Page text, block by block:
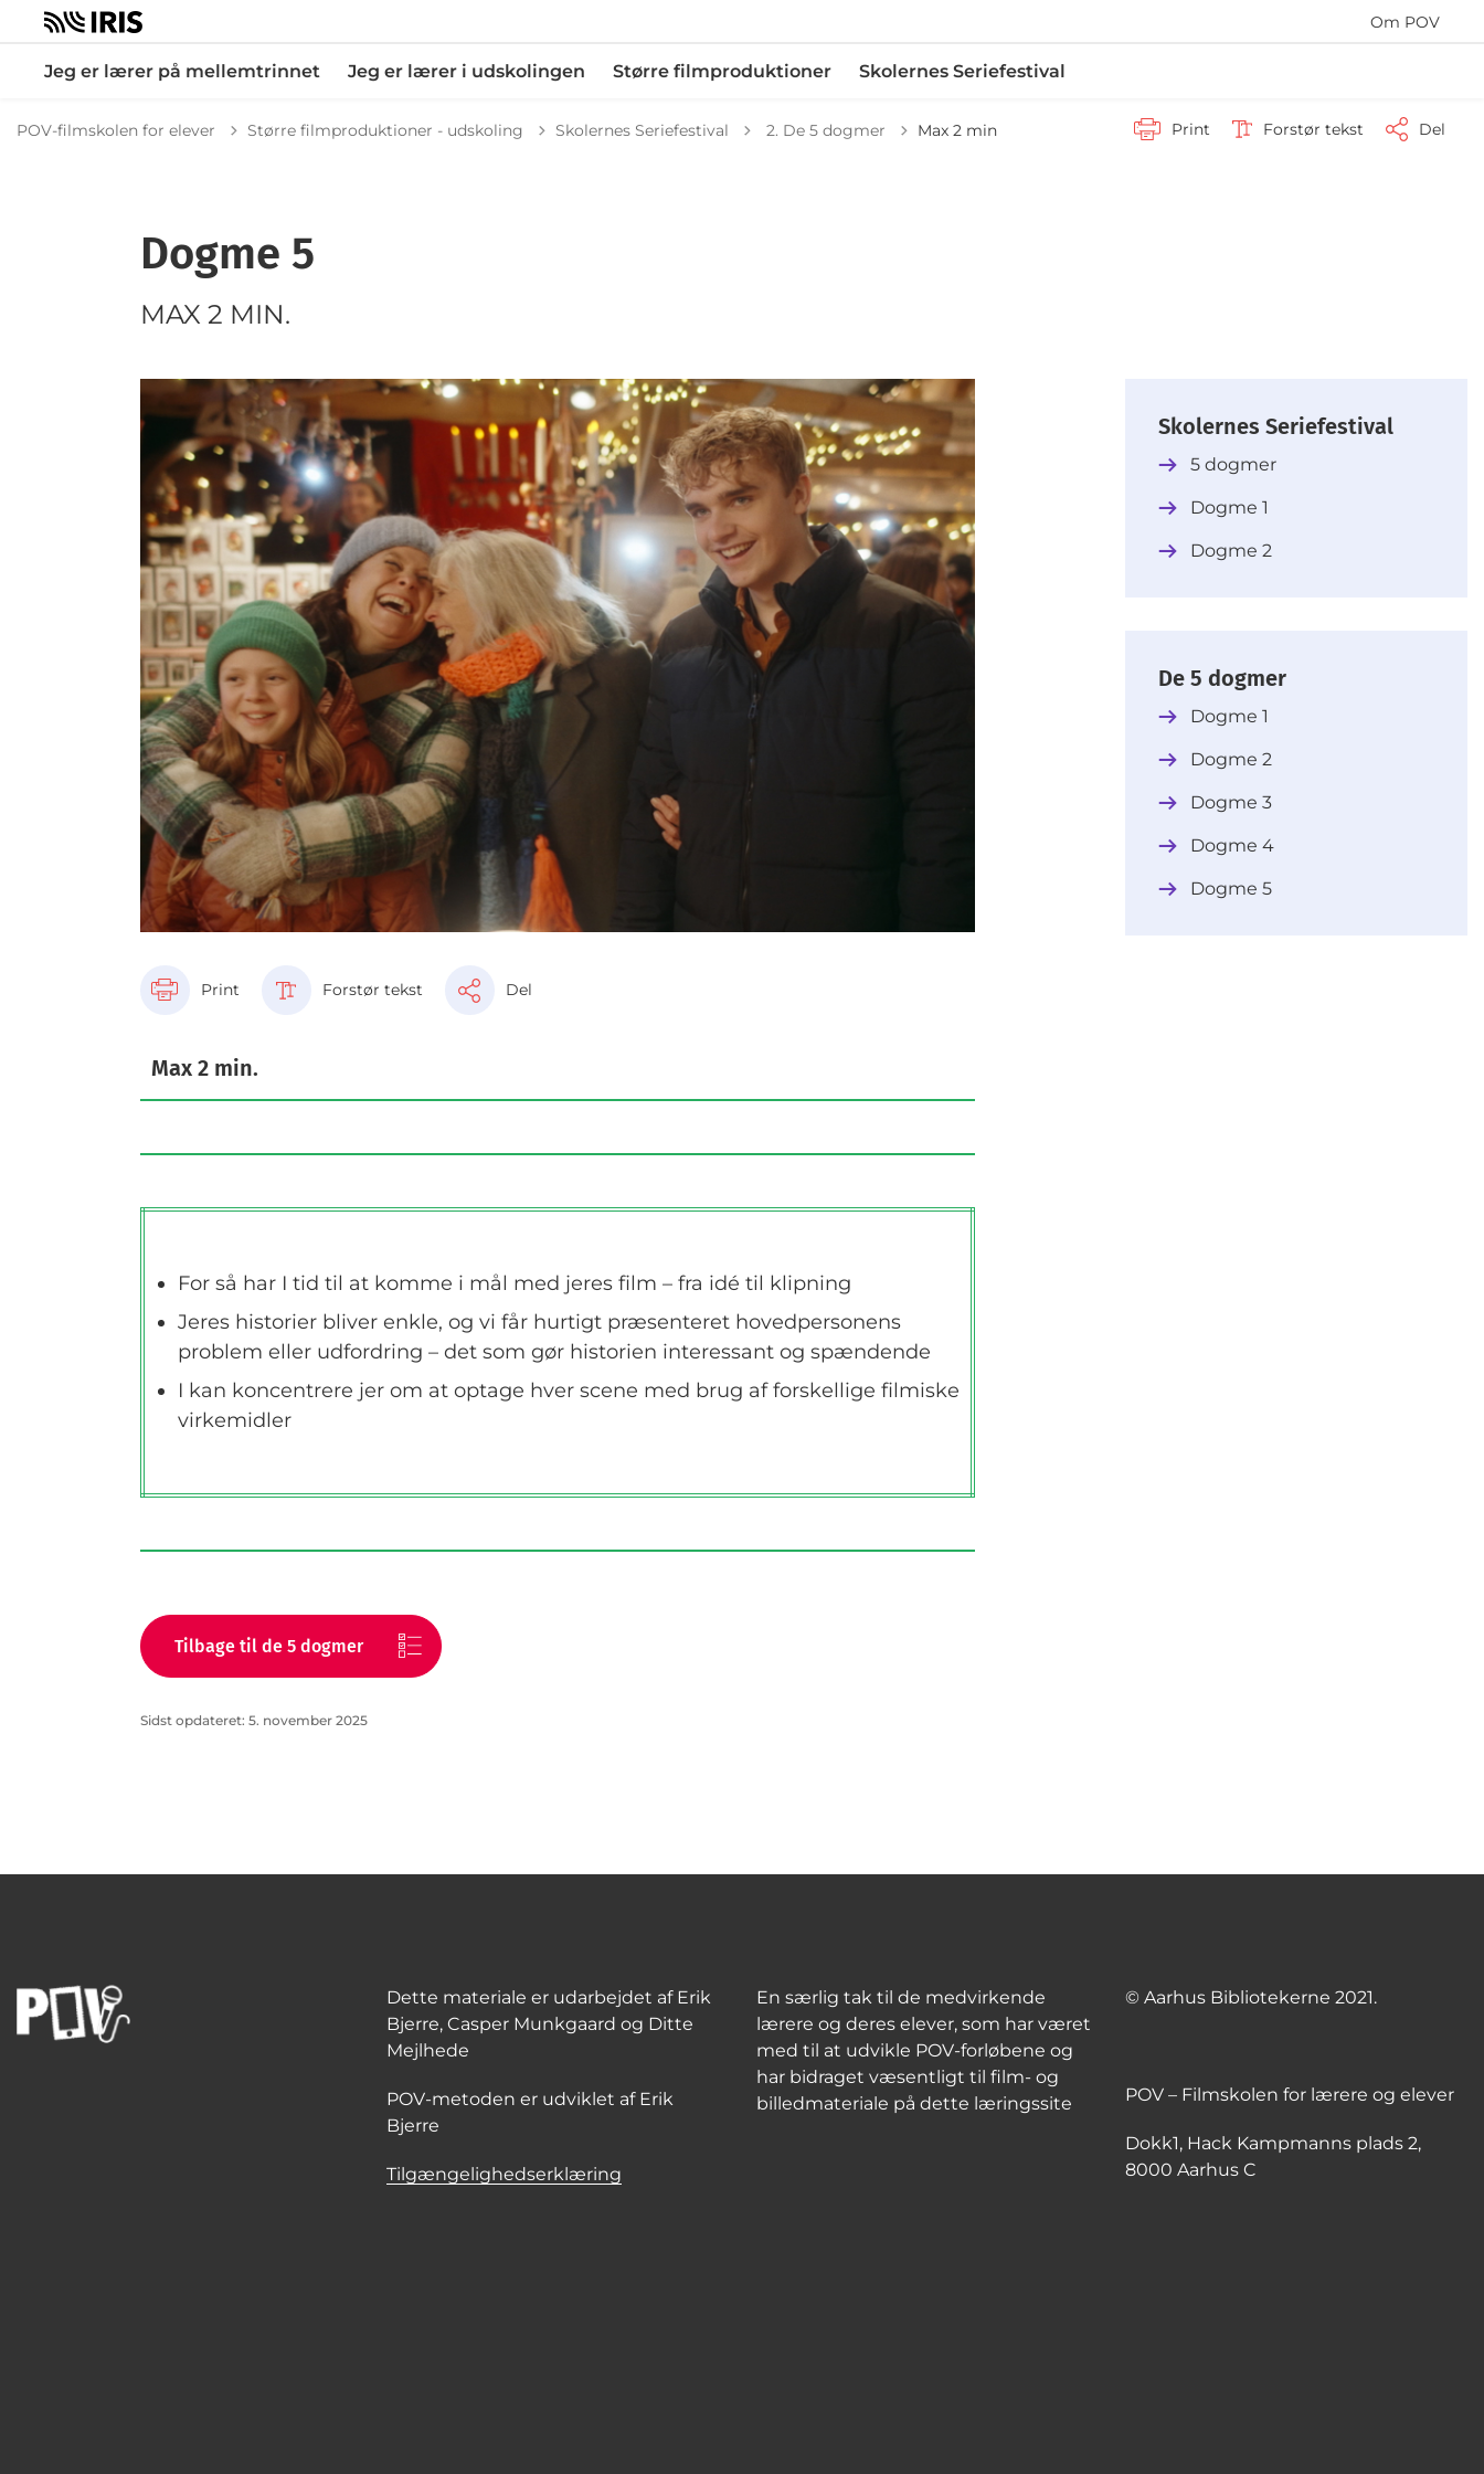
Om POV
Jeg er lærer på mellemtrinnet Jeg er lærer i udskolingen Større filmproduktioner Skolernes Seriefestival
POV-filmskolen for elever Større filmproduktioner - udskoling Skolernes Seriefestival Tilbage til
2. De 5 dogmer Max 2 min Print Forstør tekst Del
Dogme 5
MAX 2 MIN.
Print Forstør tekst Del
Max 2 min.
For så har I tid til at komme i mål med jeres film – fra idé til klipning
Jeres historier bliver enkle, og vi får hurtigt præsenteret hovedpersonens
problem eller udfordring – det som gør historien interessant og spændende
I kan koncentrere jer om at optage hver scene med brug af forskellige filmiske
virkemidler
Tilbage til de 5 dogmer
Skolernes Seriefestival
5 dogmer
Dogme 1
Dogme 2
De 5 dogmer
Dogme 1
Dogme 2
Dogme 3
Dogme 4
Dogme 5
Sidst opdateret: 5. november 2025
Dette materiale er udarbejdet af Erik
Bjerre, Casper Munkgaard og Ditte
Mejlhede
POV-metoden er udviklet af Erik
Bjerre
Tilgængelighedserklæring
En særlig tak til de medvirkende
lærere og deres elever, som har været
med til at udvikle POV-forløbene og
har bidraget væsentligt til film- og
billedmateriale på dette læringssite
© Aarhus Bibliotekerne 2021.
POV – Filmskolen for lærere og elever
Dokk1, Hack Kampmanns plads 2,
8000 Aarhus C